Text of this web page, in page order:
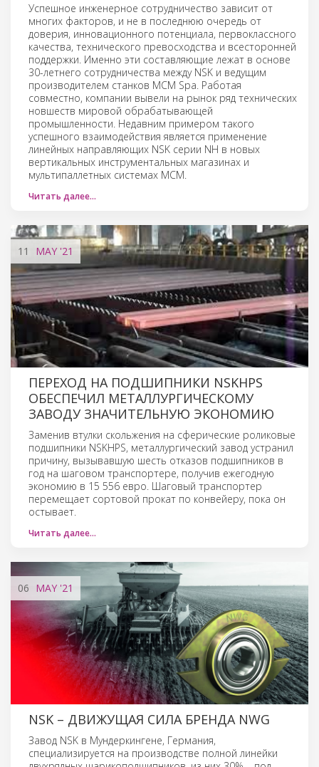
Успешное инженерное сотрудничество зависит от
многих факторов, и не в последнюю очередь от
доверия, инновационного потенциала, первоклассного
качества, технического превосходства и всесторонней
поддержки. Именно эти составляющие лежат в основе
30-летнего сотрудничества между NSK и ведущим
производителем станков MCM Spa. Работая
совместно, компании вывели на рынок ряд технических
новшеств мировой обрабатывающей
промышленности. Недавним примером такого
успешного взаимодействия является применение
линейных направляющих NSK серии NH в новых
вертикальных инструментальных магазинах и
мультипаллетных системах МСМ.
Читать далее…
11 MAY '21
ПЕРЕХОД НА ПОДШИПНИКИ NSKHPS
ОБЕСПЕЧИЛ МЕТАЛЛУРГИЧЕСКОМУ
ЗАВОДУ ЗНАЧИТЕЛЬНУЮ ЭКОНОМИЮ
Заменив втулки скольжения на сферические роликовые
подшипники NSKHPS, металлургический завод устранил
причину, вызывавшую шесть отказов подшипников в
год на шаговом транспортере, получив ежегодную
экономию в 15 556 евро. Шаговый транспортер
перемещает сортовой прокат по конвейеру, пока он
остывает.
Читать далее…
06 MAY '21
NSK – ДВИЖУЩАЯ СИЛА БРЕНДА NWG
Завод NSK в Мундеркингене, Германия,
специализируется на производстве полной линейки